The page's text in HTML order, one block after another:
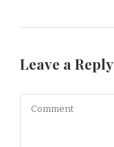
Leave a Reply